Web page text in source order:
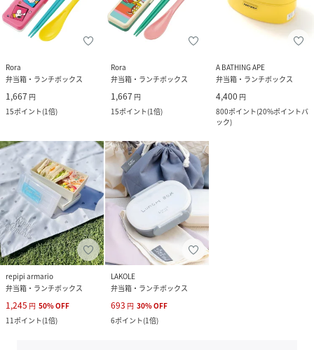
Rora
弁当箱・ランチボックス
1,667 円
15ポイント(1倍)
Rora
弁当箱・ランチボックス
1,667 円
15ポイント(1倍)
A BATHING APE
弁当箱・ランチボックス
4,400 円
800ポイント(20%ポイントバ
ック)
repipi armario
弁当箱・ランチボックス
1,245 円 50%OFF
11ポイント(1倍)
LAKOLE
弁当箱・ランチボックス
693 円 30%OFF
6ポイント(1倍)